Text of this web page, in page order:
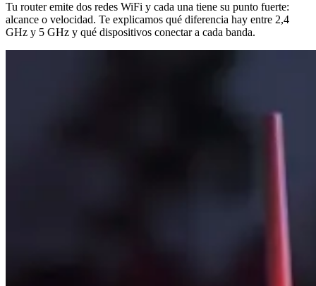
Tu router emite dos redes WiFi y cada una tiene su punto fuerte:
alcance o velocidad. Te explicamos qué diferencia hay entre 2,4
GHz y 5 GHz y qué dispositivos conectar a cada banda.